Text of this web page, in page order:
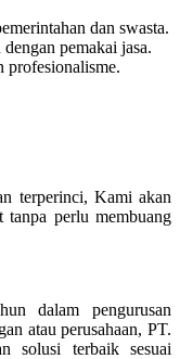
dan swasta.
pemakai jasa.
profesionalisme.
terperinci, Kami akan
tanpa perlu membuang
dalam pengurusan
atau perusahaan, PT.
solusi terbaik sesuai